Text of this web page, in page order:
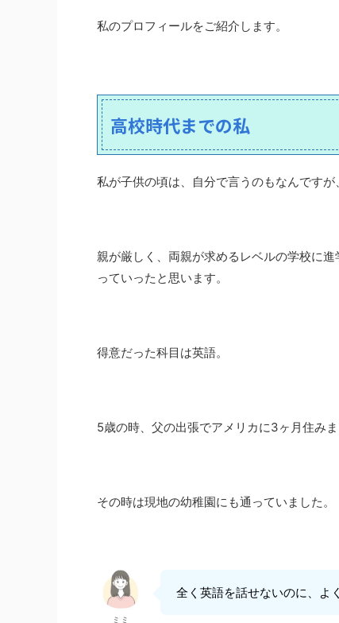
私のプロフィールをご紹介します。
高校時代までの私
私が子供の頃は、自分で言うのもなんですが
親が厳しく、両親が求めるレベルの学校に
っていったと思います。
得意だった科目は英語。
5歳の時、父の出張でアメリカに3ヶ月住みま
その時は現地の幼稚園にも通っていました。
ミミ
全く英語を話せないのに、よ